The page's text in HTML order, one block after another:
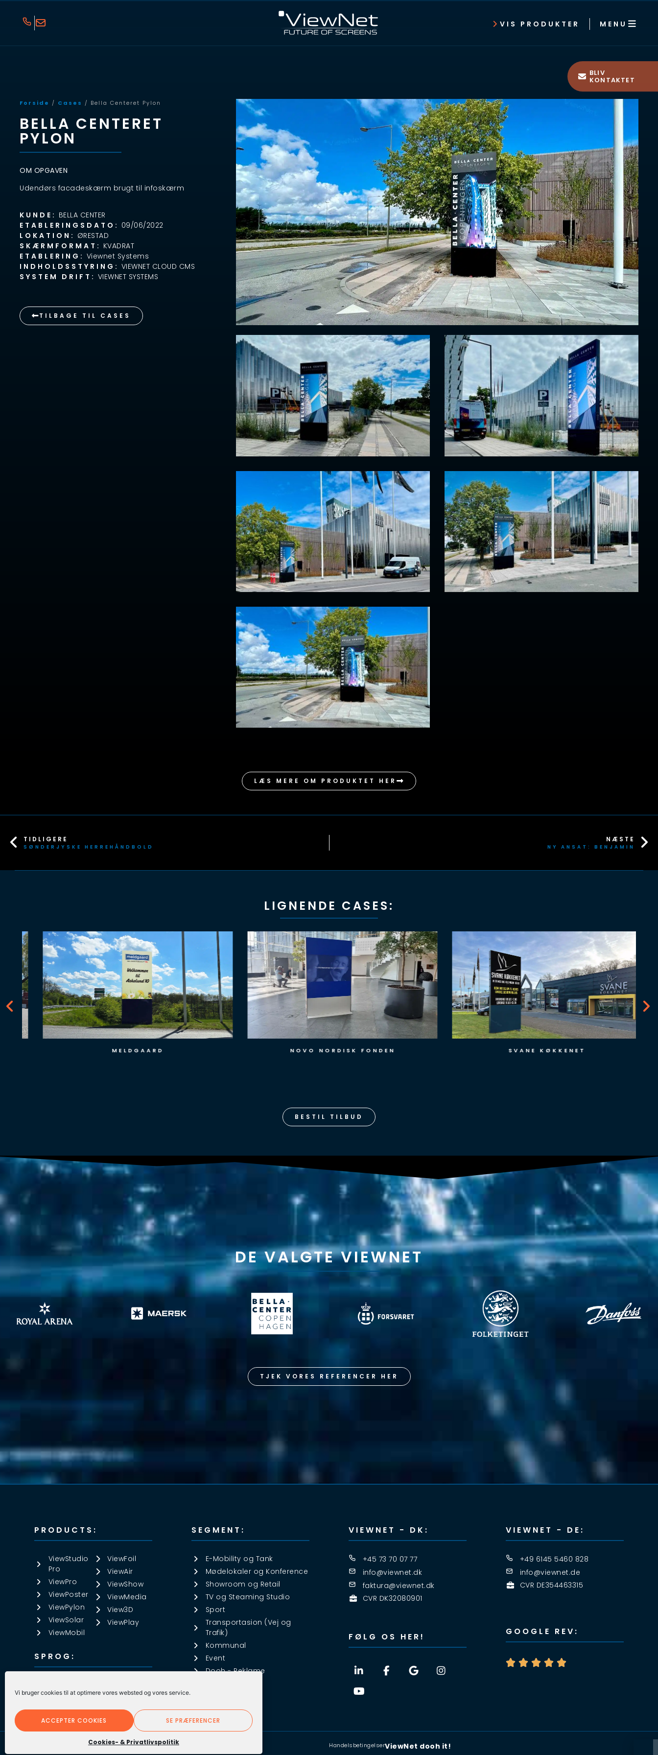
Vi bruger cookies til at optimere vores websted og vores service.
ACCEPTER COOKIES SE PRÆFERENCER
Cookies- & Privatlivspolitik
VIS PRODUKTER MENU
Forside / Cases / Bella Centeret Pylon
BELLA CENTERET
PYLON
OM OPGAVEN
Udendørs facadeskærm brugt til infoskærm
KUNDE: BELLA CENTER
ETABLERINGSDATO: 09/06/2022
LOKATION: ØRESTAD
SKÆRMFORMAT: KVADRAT
ETABLERING: Viewnet Systems
INDHOLDSSTYRING: VIEWNET CLOUD CMS
SYSTEM DRIFT: VIEWNET SYSTEMS
TILBAGE TIL CASES
LÆS MERE OM PRODUKTET HER
TIDLIGERE
SØNDERJYSKE HERREHÅNDBOLD
NÆSTE
NY ANSAT: BENJAMIN
LIGNENDE CASES:
MELDGAARD NOVO NORDISK FONDEN SVANE KØKKENET
BESTIL TILBUD
DE VALGTE VIEWNET
TJEK VORES REFERENCER HER
PRODUCTS:
ViewStudio
Pro
ViewPro
ViewPoster
ViewPylon
ViewSolar
ViewMobil
ViewFoil
ViewAir
ViewShow
ViewMedia
View3D
ViewPlay
SPROG:
SEGMENT:
E-Mobility og Tank
Mødelokaler og Konference
Showroom og Retail
TV og Steaming Studio
Sport
Transportasion (Vej og
Trafik)
Kommunal
Event
Dooh - Reklame
VIEWNET - DK:
+45 73 70 07 77
info@viewnet.dk
faktura@viewnet.dk
CVR DK32080901
FØLG OS HER!
VIEWNET - DE:
+49 6145 5460 828
info@viewnet.de
CVR DE354463315
GOOGLE REV:
    
©️ ViewNet Systems 2023 – All rights reserved HandelsbetingelserViewNet dooh it!
BLIV
KONTAKTET